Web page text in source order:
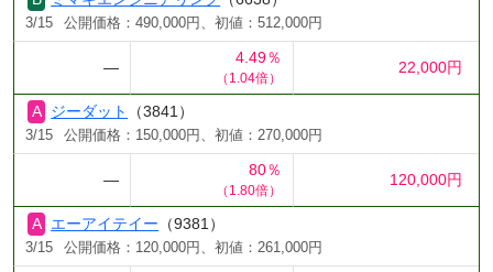
3/15 公開価格：490,000円、初値：512,000円
―
4.49％
（1.04倍）
22,000円
ジーダット （3841）
3/15 公開価格：150,000円、初値：270,000円
―
80％
（1.80倍）
120,000円
エーアイテイー （9381）
3/15 公開価格：120,000円、初値：261,000円